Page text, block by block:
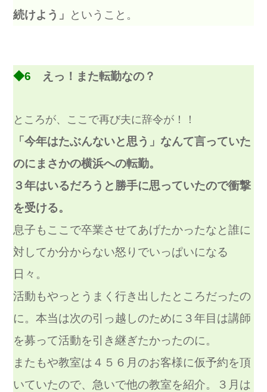
続けよう」
ということ。
◆6 えっ！また転勤なの？
ところが、ここで再び夫に辞令が！！
「今年はたぶんないと思う」なんて言っていた
のにまさかの横浜への転勤。
３年はいるだろうと勝手に思っていたので衝撃
を受ける。
息子もここで卒業させてあげたかったなと誰に
対してか分からない怒りでいっぱいになる
日々。
活動もやっとうまく行き出したところだったの
に。本当は次の引っ越しのために３年目は講師
を募って活動を引き継ぎたかったのに。
またもや教室は４５６月のお客様に仮予約を頂
いていたので、急いで他の教室を紹介。３月は